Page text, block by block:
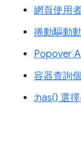
網頁使用
捲動驅動
Popover
容器查詢
:has() 選